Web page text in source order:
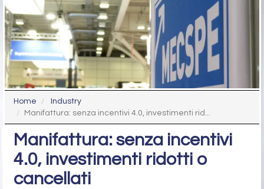
Home
Industry
Manifattura: senza incentivi 4.0, investimenti rid...
Manifattura: senza incentivi
4.0, investimenti ridotti o
cancellati